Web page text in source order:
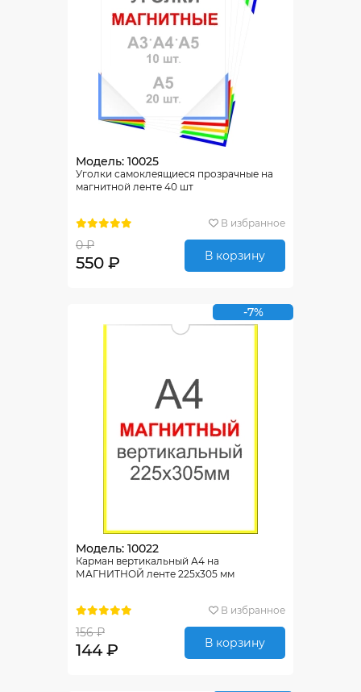
Модель: 10025
Уголки самоклеящиеся прозрачные на
магнитной ленте 40 шт
В избранное
0 ₽
550 ₽ В корзину
-7%
Модель: 10022
Карман вертикальный А4 на
МАГНИТНОЙ ленте 225х305 мм
В избранное
156 ₽
144 ₽ В корзину